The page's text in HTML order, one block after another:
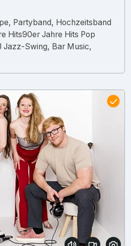
Partyband, Hochzeitsband
Hits90er Jahre Hits Pop
Jazz-Swing, Bar Music,